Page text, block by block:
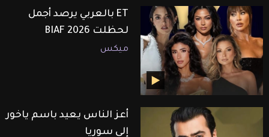
ET بالعربي يرصد أجمل
لحظلت BIAF 2026
ميكس
أعز الناس يعيد باسم ياخور
إلى سوريا